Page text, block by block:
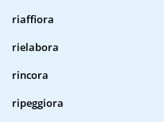
riaffiora
rielabora
rincora
ripeggiora